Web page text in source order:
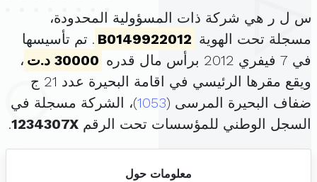
س ل ر هي شركة ذات المسؤولية المحدودة،
مسجلة تحت الهوية B0149922012 . تم تأسيسها
في 7 فيفري 2012 برأس مال قدره
30000 د.ت
،
ويقع مقرها الرئيسي في اقامة البحيرة عدد 21 ج
ضفاف البحيرة المرسى (1053)، الشركة مسجلة في
السجل الوطني للمؤسسات تحت الرقم 1234307X
.
معلومات حول